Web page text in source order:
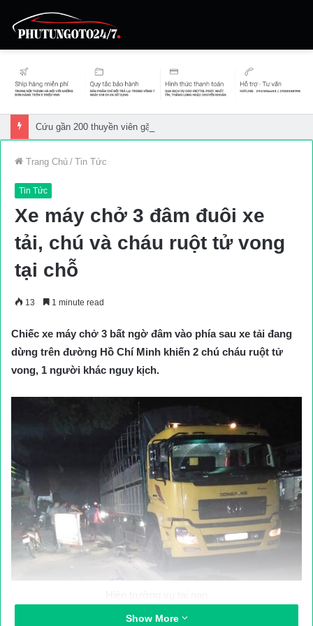
Cứu gần 200 thuyền viên gặp sự cố trên biển
Trang Chủ / Tin Tức
Tin Tức
Xe máy chở 3 đâm đuôi xe
tải, chú và cháu ruột tử vong
tại chỗ
13 1 minute read
Chiếc xe máy chở 3 bất ngờ đâm vào phía sau xe tải đang
dừng trên đường Hồ Chí Minh khiến 2 chú cháu ruột tử
vong, 1 người khác nguy kịch.
Show More